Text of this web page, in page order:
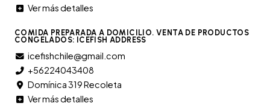
Ver más detalles
COMIDA PREPARADA A DOMICILIO. VENTA DE PRODUCTOS
CONGELADOS: ICEFISH ADDRESS
icefishchile@gmail.com
+56224043408
Domínica 319 Recoleta
Ver más detalles